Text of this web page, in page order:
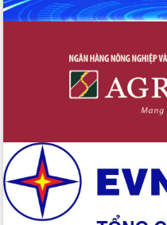
về phát triển nuôi trồng thủy sản
Dự án cao tốc Khánh Hòa - Buôn Ma
Định vị cà phê Việt Nam như một “di
sản sống” trong dòng chảy toàn cầu
sống người dân từ những mô hình thiết
Quyết liệt tháo gỡ vướng mắc, đẩy
nhanh tiến độ các dự án trọng điểm
trong Khu kinh tế Nam Phú Yên